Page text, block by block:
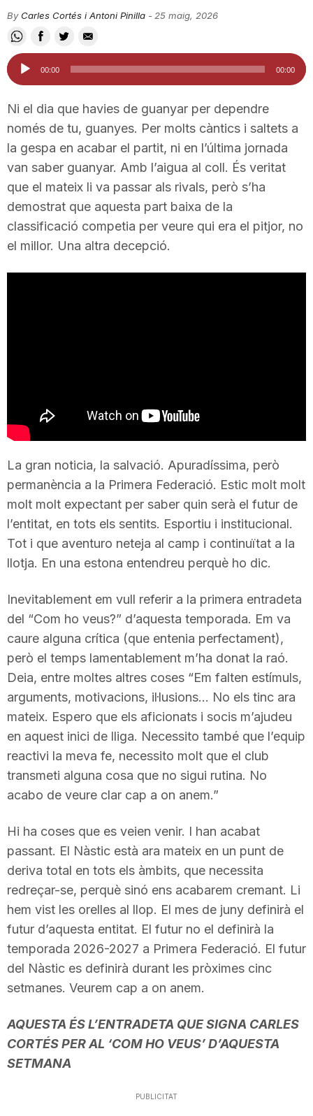
i
t
a
t
r
a
g
o
n
a
By Carles Cortés i Antoni Pinilla - 25 maig, 2026
Reproductor
d'àudio
00:00 00:00
Ni el dia que havies de guanyar per dependre
només de tu, guanyes. Per molts càntics i saltets a
la gespa en acabar el partit, ni en l’última jornada
van saber guanyar. Amb l’aigua al coll. És veritat
que el mateix li va passar als rivals, però s’ha
demostrat que aquesta part baixa de la
classificació competia per veure qui era el pitjor, no
el millor. Una altra decepció.
La gran noticia, la salvació. Apuradíssima, però
permanència a la Primera Federació. Estic molt molt
molt molt expectant per saber quin serà el futur de
l’entitat, en tots els sentits. Esportiu i institucional.
Tot i que aventuro neteja al camp i continuïtat a la
llotja. En una estona entendreu perquè ho dic.
Inevitablement em vull referir a la primera entradeta
del “Com ho veus?” d’aquesta temporada. Em va
caure alguna crítica (que entenia perfectament),
però el temps lamentablement m’ha donat la raó.
Deia, entre moltes altres coses “Em falten estímuls,
arguments, motivacions, il·lusions… No els tinc ara
mateix. Espero que els aficionats i socis m’ajudeu
en aquest inici de lliga. Necessito també que l’equip
reactivi la meva fe, necessito molt que el club
transmeti alguna cosa que no sigui rutina. No
acabo de veure clar cap a on anem.”
Hi ha coses que es veien venir. I han acabat
passant. El Nàstic està ara mateix en un punt de
deriva total en tots els àmbits, que necessita
redreçar-se, perquè sinó ens acabarem cremant. Li
hem vist les orelles al llop. El mes de juny definirà el
futur d’aquesta entitat. El futur no el definirà la
temporada 2026-2027 a Primera Federació. El futur
del Nàstic es definirà durant les pròximes cinc
setmanes. Veurem cap a on anem.
AQUESTA ÉS L’ENTRADETA QUE SIGNA CARLES
CORTÉS PER AL ‘COM HO VEUS’ D’AQUESTA
SETMANA
PUBLICITAT